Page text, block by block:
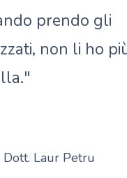
prendo gli
non li ho
Dott. Laur Petru